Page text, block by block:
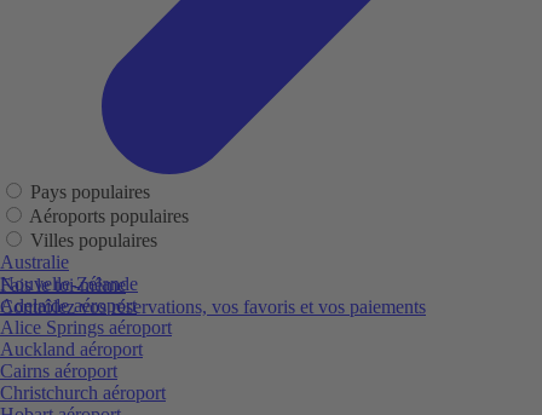
Fais le toi-même
Contrôlez vos réservations, vos favoris et vos paiements
Pays populaires
Aéroports populaires
Villes populaires
Australie
Nouvelle-Zélande
Adelaide aéroport
Alice Springs aéroport
Auckland aéroport
Cairns aéroport
Christchurch aéroport